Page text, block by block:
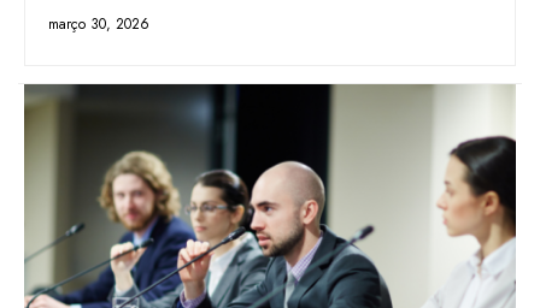
março 30, 2026